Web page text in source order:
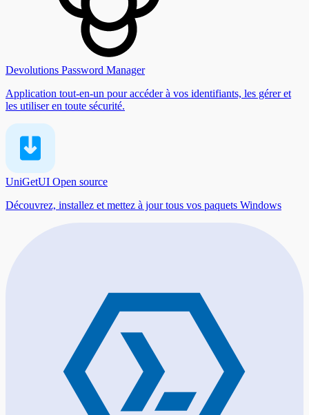
Devolutions Password Manager
Application tout-en-un pour accéder à vos identifiants, les gérer et
les utiliser en toute sécurité.
UniGetUI Open source
Découvrez, installez et mettez à jour tous vos paquets Windows